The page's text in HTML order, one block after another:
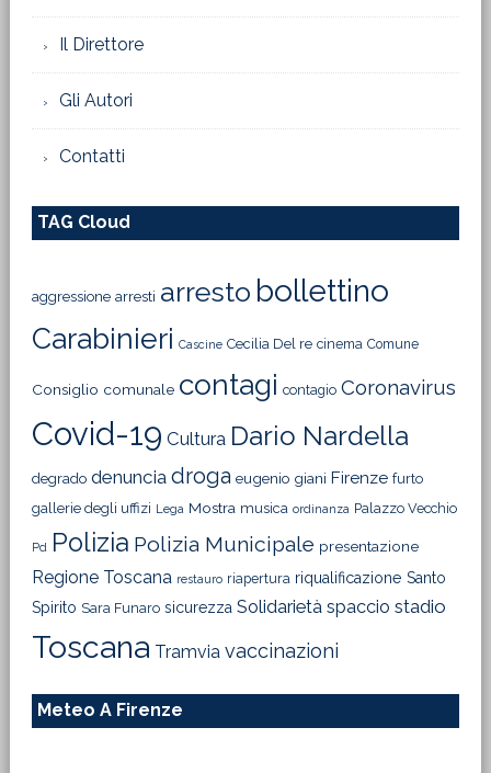
Il Direttore
Gli Autori
Contatti
TAG Cloud
aggressione arresti arresto bollettino
Carabinieri Cascine Cecilia Del re cinema Comune
Consiglio comunale contagi contagio Coronavirus
Covid-19 Cultura Dario Nardella
degrado denuncia droga eugenio giani Firenze furto
gallerie degli uffizi Lega Mostra musica ordinanza Palazzo Vecchio
Pd Polizia Polizia Municipale presentazione
Regione Toscana restauro riapertura riqualificazione Santo
Spirito Sara Funaro sicurezza Solidarietà spaccio stadio
Toscana Tramvia vaccinazioni
Meteo A Firenze